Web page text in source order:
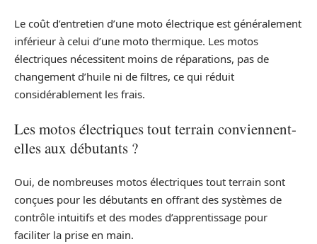
Le coût d’entretien d’une moto électrique est généralement
inférieur à celui d’une moto thermique. Les motos
électriques nécessitent moins de réparations, pas de
changement d’huile ni de filtres, ce qui réduit
considérablement les frais.
Les motos électriques tout terrain conviennent-
elles aux débutants ?
Oui, de nombreuses motos électriques tout terrain sont
conçues pour les débutants en offrant des systèmes de
contrôle intuitifs et des modes d’apprentissage pour
faciliter la prise en main.